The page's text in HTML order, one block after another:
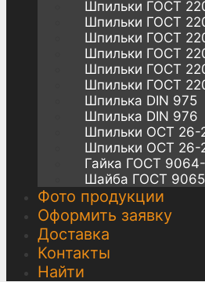
Шпильки ГОСТ
Шпильки ГОСТ
Шпильки ГОСТ
Шпильки ГОСТ
Шпильки ГОСТ
Шпильки ГОСТ
Шпилька DIN 975
Шпилька DIN 976
Шпильки ОСТ 26-
Шпильки ОСТ 26-
Гайка ГОСТ
Шайба ГОСТ
Фото продукции
Оформить заявку
Доставка
Контакты
Найти